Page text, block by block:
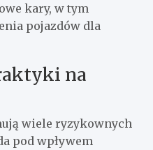
kary, w tym
pojazdów dla
na
wiele ryzykownych
pod wpływem